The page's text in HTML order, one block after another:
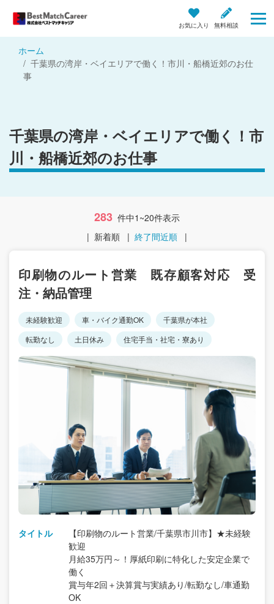
お気に入り 無料相談
ホーム
千葉県の湾岸・ベイエリアで働く！市川・船橋近郊のお仕
事
千葉県の湾岸・ベイエリアで働く！市
川・船橋近郊のお仕事
283 件中1~20件表示
| 新着順 | 終了間近順 |
印刷物のルート営業 既存顧客対応 受
注・納品管理
未経験歓迎 車・バイク通勤OK
千葉県が本社
転勤なし
土日休み 住宅手当・社宅・寮あり
タイトル
【印刷物のルート営業/千葉県市川市】★未経験
歓迎
月給35万円～！厚紙印刷に特化した安定企業で
働く
賞与年2回＋決算賞与実績あり/転勤なし/車通勤
OK